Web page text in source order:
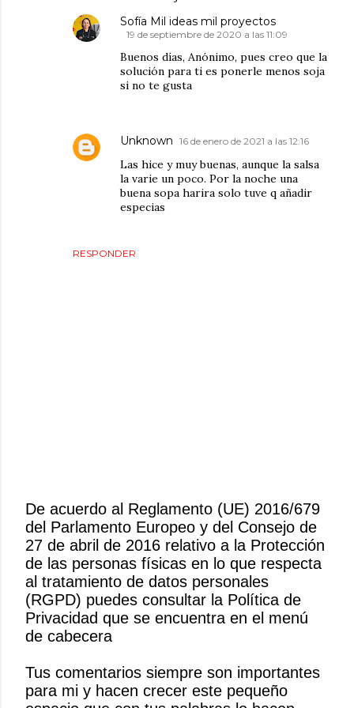
RESPONDER
Sofía Mil ideas mil proyectos
19 de septiembre de 2020 a las 11:09
Buenos días, Anónimo, pues creo que la
solución para ti es ponerle menos soja
si no te gusta
Unknown 16 de enero de 2021 a las 12:16
Las hice y muy buenas, aunque la salsa
la varie un poco. Por la noche una
buena sopa harira solo tuve q añadir
especias
P
u
b
l
i
c
a
u
n
De acuerdo al Reglamento (UE) 2016/679
del Parlamento Europeo y del Consejo de
27 de abril de 2016 relativo a la Protección
de las personas físicas en lo que respecta
al tratamiento de datos personales
(RGPD) puedes consultar la Política de
Privacidad que se encuentra en el menú
de cabecera
Tus comentarios siempre son importantes
para mi y hacen crecer este pequeño